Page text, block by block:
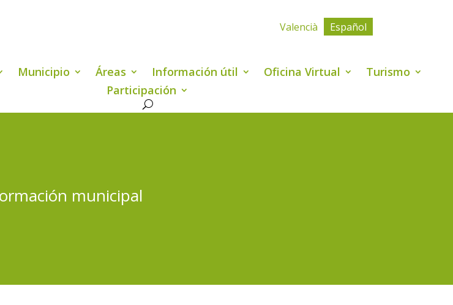
Valencià Español
Municipio Áreas Información útil Oficina Virtual
Turismo
Participación
municipal